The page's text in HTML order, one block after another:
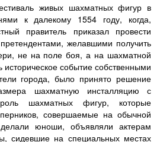
живых шахматных фигур в
к далекому 1554 году, когда,
правитель приказал провести
желавшими получить
не на поле боя, а на шахматной
историческое событие собственными
города, было принято решение
шахматную инсталляцию с
шахматных фигур, которые
совершаемые на обычной
юноши, объявляли актерам
сидевшие на специальных местах